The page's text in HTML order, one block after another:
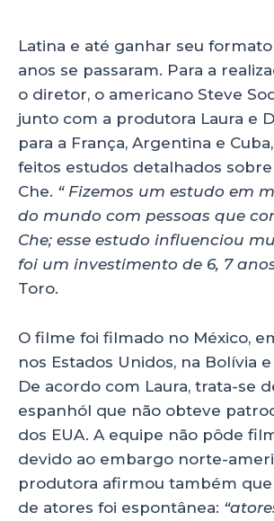
Latina e até ganhar seu
anos se passaram. Para a
o diretor, o americano Steve
junto com a produtora Laura e
para a França, Argentina e
feitos estudos detalhados
Che. “ Fizemos um estudo em
do mundo com pessoas que
Che; esse estudo influenciou
foi um investimento de 6, 7
Toro.
O filme foi filmado no México,
nos Estados Unidos, na Bolívia
De acordo com Laura, trata-se
espanhól que não obteve
dos EUA. A equipe não pôde
devido ao embargo norte-
produtora afirmou também que
de atores foi espontânea: